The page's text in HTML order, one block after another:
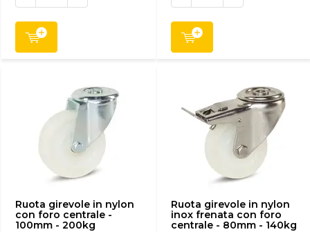
Ruota girevole in nylon
con foro centrale -
100mm - 200kg
Ruota girevole in nylon
inox frenata con foro
centrale - 80mm - 140kg